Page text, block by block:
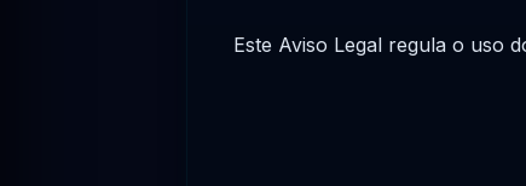
Este Aviso Legal regula o uso